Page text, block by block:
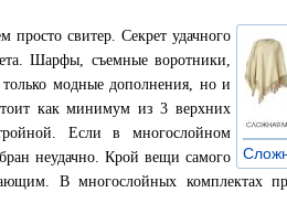
просто свитер. Секрет удачного
Шарфы, съемные воротники,
модные дополнения, но и
как минимум из 3 верхних
Если в многослойном
неудачно. Крой вещи самого
В многослойных комплектах